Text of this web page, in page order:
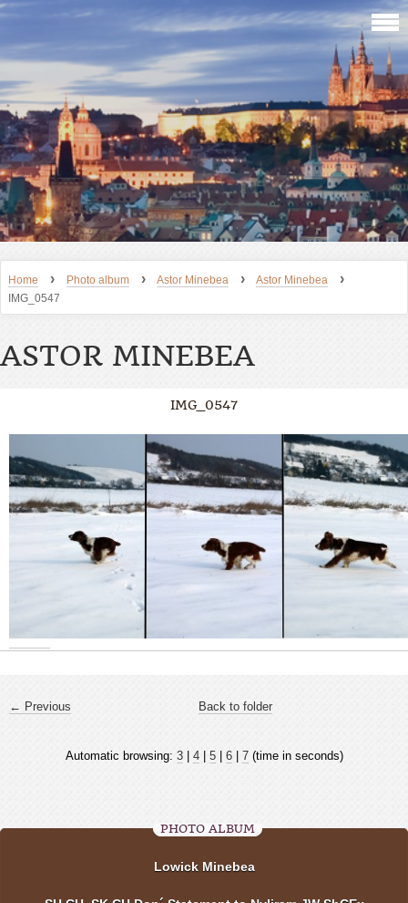
Home › Photo album › Astor Minebea › Astor Minebea ›
IMG_0547
ASTOR MINEBEA
IMG_0547
← Previous Back to folder
Automatic browsing: 3| 4| 5| 6| 7(time in seconds)
PHOTO ALBUM
Lowick Minebea